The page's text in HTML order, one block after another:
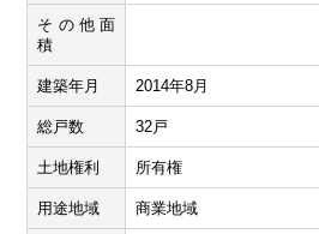
その他面
積
建築年月 2014年8月
総戸数 32戸
土地権利 所有権
用途地域 商業地域